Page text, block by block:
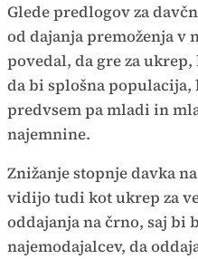
Glede predlogov za
od dajanja premoženja v
povedal, da gre za
da bi splošna populacija,
predvsem pa mladi in
najemnine.
Znižanje stopnje davka
vidijo tudi kot ukrep za
oddajanja na črno, saj bi
najemodajalcev, da